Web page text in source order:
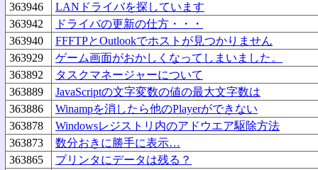
363946
LANドライバを探しています
363942
ドライバの更新の仕方・・・
363940
FFFTPとOutlookでホストが見つかりません
363929
ゲーム画面がおかしくなってしまいました。
363892
タスクマネージャーについて
363889
JavaScriptの文字変数の値の最大文字数は
363886
Winampを消したら他のPlayerができない
363878
Windowsレジストリ内のアドウエア駆除方法
363873
数分おきに勝手に表示…
363865
プリンタにデータは残る？